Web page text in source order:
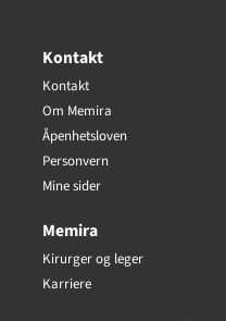
Kontakt
Kontakt
Om Memira
Åpenhetsloven
Personvern
Mine sider
Memira
Kirurger og leger
Karriere